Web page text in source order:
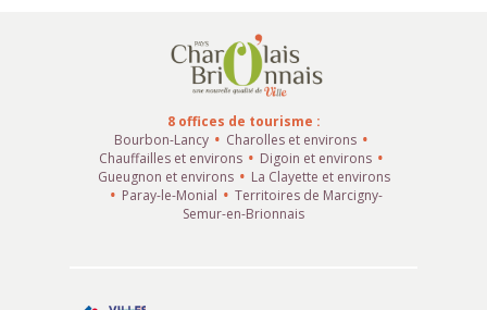
8 offices de tourisme :
Bourbon-Lancy
Charolles et environs
Chauffailles et environs
Digoin et environs
Gueugnon et environs
La Clayette et environs
Paray-le-Monial
Territoires de Marcigny-
Semur-en-Brionnais